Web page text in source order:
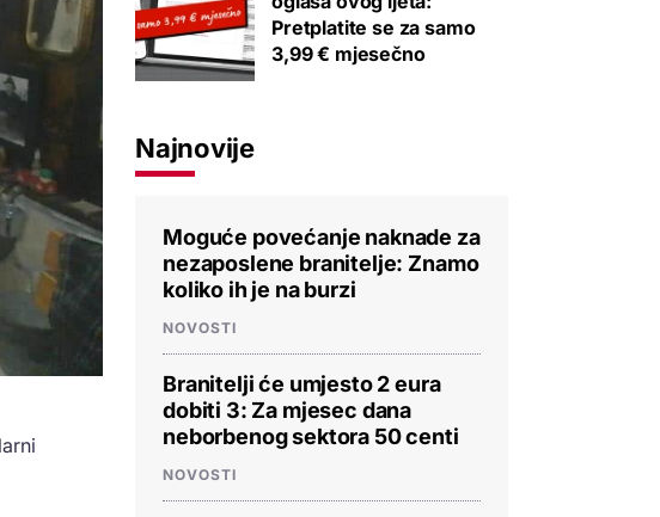
Pretplatite se za samo
3,99 € mjesečno
Najnovije
Moguće povećanje naknade za
nezaposlene branitelje: Znamo
koliko ih je na burzi
NOVOSTI
Branitelji će umjesto 2 eura
dobiti 3: Za mjesec dana
neborbenog sektora 50 centi
NOVOSTI